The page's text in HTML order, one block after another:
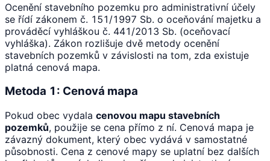
Ocenění stavebního pozemku pro administrativní účely
se řídí zákonem č. 151/1997 Sb. o oceňování majetku a
prováděcí vyhláškou č. 441/2013 Sb. (oceňovací
vyhláška). Zákon rozlišuje dvě metody ocenění
stavebních pozemků v závislosti na tom, zda existuje
platná cenová mapa.
Metoda 1: Cenová mapa
Pokud obec vydala cenovou mapu stavebních
pozemků, použije se cena přímo z ní. Cenová mapa je
závazný dokument, který obec vydává v samostatné
působnosti. Cena z cenové mapy se uplatní bez dalších